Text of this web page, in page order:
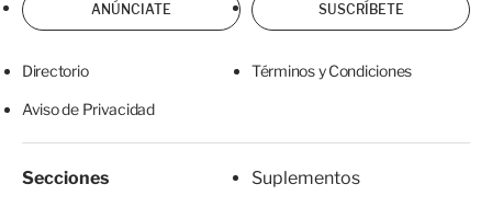
ANÚNCIATE SUSCRÍBETE
Directorio Términos y Condiciones
Aviso de Privacidad
Secciones
Suplementos